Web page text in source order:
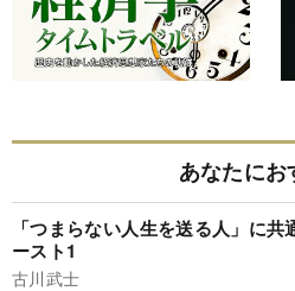
あなたにお
「つまらない人生を送る人」に共
ースト1
古川武士